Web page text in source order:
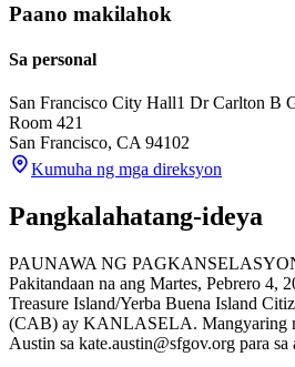
Paano makilahok
Sa personal
San Francisco City Hall1 Dr Carlton B
Room 421
San Francisco, CA 94102
Kumuha ng mga direksyon
Pangkalahatang-ideya
PAUNAWA NG
Pakitandaan na ang Martes, Pebrero 4,
Treasure Island/Yerba Buena Island
(CAB) ay KANLASELA. Mangyaring
Austin sa kate.austin@sfgov.org para